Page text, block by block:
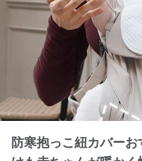
防寒抱っこ紐カバー